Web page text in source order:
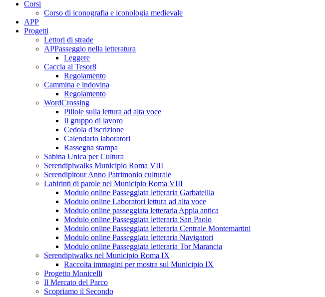
Corsi
Corso di iconografia e iconologia medievale
APP
Progetti
Lettori di strade
APPasseggio nella letteratura
Leggere
Caccia al Tesor8
Regolamento
Cammina e indovina
Regolamento
WordCrossing
Pillole sulla lettura ad alta voce
Il gruppo di lavoro
Cedola d'iscrizione
Calendario laboratori
Rassegna stampa
Sabina Unica per Cultura
Serendipiwalks Municipio Roma VIII
Serendipitour Anno Patrimonio culturale
Labirinti di parole nel Municipio Roma VIII
Modulo online Passeggiata letteraria Garbatellla
Modulo online Laboratori lettura ad alta voce
Modulo online passeggiata letteraria Appia antica
Modulo online Passeggiata letteraria San Paolo
Modulo online Passeggiata letteraria Centrale Montemartini
Modulo online Passeggiata letteraria Navigatori
Modulo online Passeggiata letteraria Tor Marancia
Serendipiwalks nel Municipio Roma IX
Raccolta immagini per mostra sul Municipio IX
Progetto Monicelli
Il Mercato del Parco
Scopriamo il Secondo